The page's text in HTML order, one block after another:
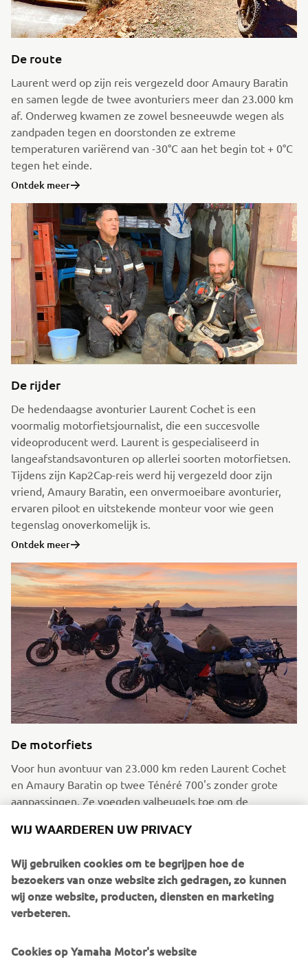
De route
Laurent werd op zijn reis vergezeld door Amaury Baratin
en samen legde de twee avonturiers meer dan 23.000 km
af. Onderweg kwamen ze zowel besneeuwde wegen als
zandpaden tegen en doorstonden ze extreme
temperaturen variërend van -30°C aan het begin tot + 0°C
tegen het einde.
Ontdek meer
De rijder
De hedendaagse avonturier Laurent Cochet is een
voormalig motorfietsjournalist, die een succesvolle
videoproducent werd. Laurent is gespecialiseerd in
langeafstandsavonturen op allerlei soorten motorfietsen.
Tijdens zijn Kap2Cap-reis werd hij vergezeld door zijn
vriend, Amaury Baratin, een onvermoeibare avonturier,
ervaren piloot en uitstekende monteur voor wie geen
tegenslag onoverkomelijk is.
Ontdek meer
De motorfiets
Voor hun avontuur van 23.000 km reden Laurent Cochet
en Amaury Baratin op twee Ténéré 700's zonder grote
aanpassingen. Ze voegden valbeugels toe om de
zadeltassen waarin ze video-opnameapparatuur konden
de meest afgelegen plekken in Afrika te doorkruisen:
Enduro-banden, GPS-ondersteuning en een tankfilter om
lokale benzine te kunnen gebruiken.
Ontdek meer
WIJ WAARDEREN UW PRIVACY
Wij gebruiken cookies om te begrijpen hoe de
bezoekers van onze website zich gedragen, zo kunnen
wij onze website, producten, diensten en marketing
verbeteren.
Cookies op Yamaha Motor's website